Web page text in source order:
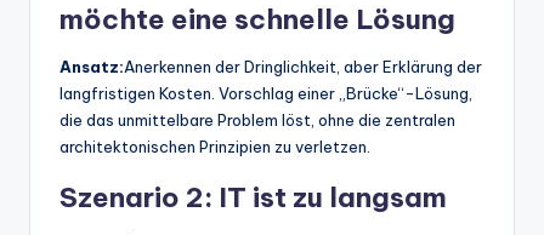
möchte eine schnelle Lösung
Ansatz:Anerkennen der Dringlichkeit, aber Erklärung der
langfristigen Kosten. Vorschlag einer „Brücke“-Lösung,
die das unmittelbare Problem löst, ohne die zentralen
architektonischen Prinzipien zu verletzen.
Szenario 2: IT ist zu langsam